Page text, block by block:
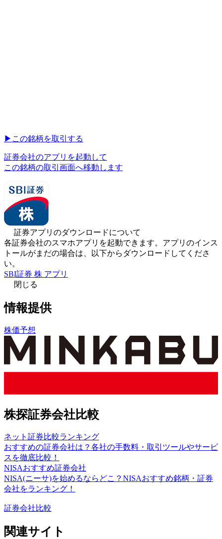
▶︎ この銘柄を取引する
証券会社のアプリを起動して
この銘柄の取引画面へ移動します
証券アプリのダウンロードについて
各証券会社のスマホアプリを起動できます。アプリのインス
トールがまだの場合は、以下からダウンロードしてくださ
い。
SBI証券 株 アプリ
閉じる
情報提供
株価予想
株探証券会社比較
ネット証券比較ランキング
おすすめの証券会社は？各社の手数料・取引ツールやサービ
スを徹底比較！
NISAおすすめ証券会社
NISA(ニーサ)を始めるならどこ？NISAおすすめ銘柄・証券
会社をランキング！
証券会社比較
関連サイト